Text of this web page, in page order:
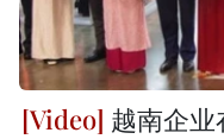
越南企业